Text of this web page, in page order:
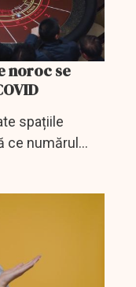
noroc se
spațiile
ce numărul
abrupt